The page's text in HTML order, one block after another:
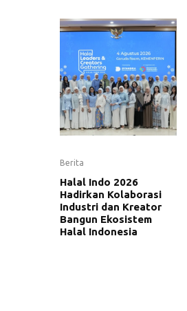
Berita
Halal Indo 2026
Hadirkan Kolaborasi
Industri dan Kreator
Bangun Ekosistem
Halal Indonesia